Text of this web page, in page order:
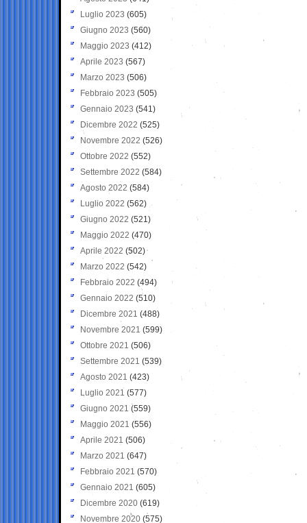
Luglio 2023 (605)
Giugno 2023 (560)
Maggio 2023 (412)
Aprile 2023 (567)
Marzo 2023 (506)
Febbraio 2023 (505)
Gennaio 2023 (541)
Dicembre 2022 (525)
Novembre 2022 (526)
Ottobre 2022 (552)
Settembre 2022 (584)
Agosto 2022 (584)
Luglio 2022 (562)
Giugno 2022 (521)
Maggio 2022 (470)
Aprile 2022 (502)
Marzo 2022 (542)
Febbraio 2022 (494)
Gennaio 2022 (510)
Dicembre 2021 (488)
Novembre 2021 (599)
Ottobre 2021 (506)
Settembre 2021 (539)
Agosto 2021 (423)
Luglio 2021 (577)
Giugno 2021(559)
Maggio 2021 (556)
Aprile 2021 (506)
Marzo 2021 (647)
Febbraio 2021 (570)
Gennaio 2021 (605)
Dicembre 2020 (619)
Novembre 2020 (575)